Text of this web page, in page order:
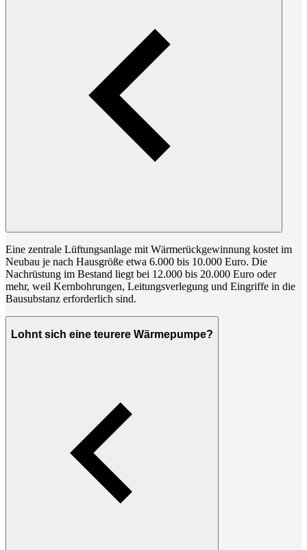
Eine zentrale Lüftungsanlage mit Wärmerückgewinnung kostet im
Neubau je nach Hausgröße etwa 6.000 bis 10.000 Euro. Die
Nachrüstung im Bestand liegt bei 12.000 bis 20.000 Euro oder
mehr, weil Kernbohrungen, Leitungsverlegung und Eingriffe in die
Bausubstanz erforderlich sind.
Lohnt sich eine teurere Wärmepumpe?